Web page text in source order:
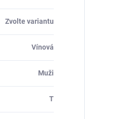
Zvolte variantu
Vínová
Muži
T